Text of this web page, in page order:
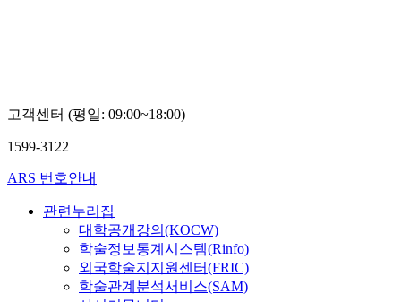
고객센터 (평일: 09:00~18:00)
1599-3122
ARS 번호안내
관련누리집
대학공개강의(KOCW)
학술정보통계시스템(Rinfo)
외국학술지지원센터(FRIC)
학술관계분석서비스(SAM)